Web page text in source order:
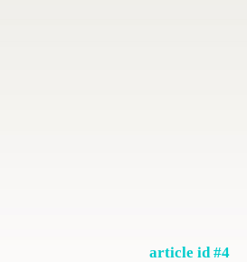
article id #4